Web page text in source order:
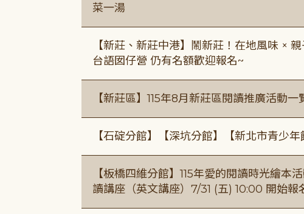
菜一湯
【新莊、新莊中港】鬧新莊！在地風味 ×
台語囡仔營 仍有名額歡迎報名~
【新莊區】115年8月新莊區閱讀推廣活動一
【石碇分館】【深坑分館】【新北市青少
【板橋四維分館】115年愛的閱讀時光繪本
讀講座（英文講座）7/31 (五) 10:00 開始